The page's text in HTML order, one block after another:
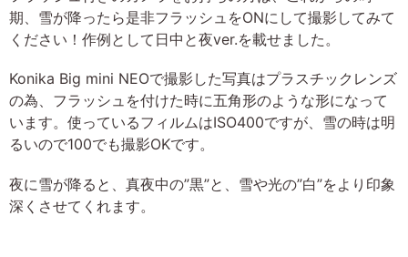
期、雪が降ったら是非フラッシュをONにして撮影してみて
ください！作例として日中と夜ver.を載せました。
Konika Big mini NEOで撮影した写真はプラスチックレンズ
の為、フラッシュを付けた時に五角形のような形になって
います。使っているフィルムはISO400ですが、雪の時は明
るいので100でも撮影OKです。
夜に雪が降ると、真夜中の”黒”と、雪や光の”白”をより印象
深くさせてくれます。